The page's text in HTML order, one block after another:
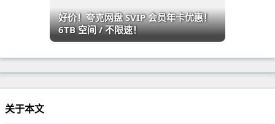
好价！夸克网盘 SVIP 会员年卡优惠！
6TB 空间 / 不限速！
关于本文